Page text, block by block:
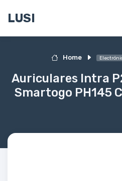
LUSI
Home
Auriculares Intra
Smartogo PH145